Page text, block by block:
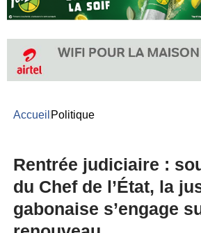
Accueil Politique
Rentrée judiciaire :
du Chef de l’État, la
gabonaise s’engage